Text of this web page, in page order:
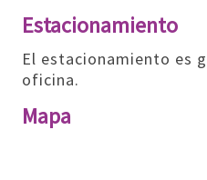
Estacionamiento
El estacionamiento es
oficina.
Mapa